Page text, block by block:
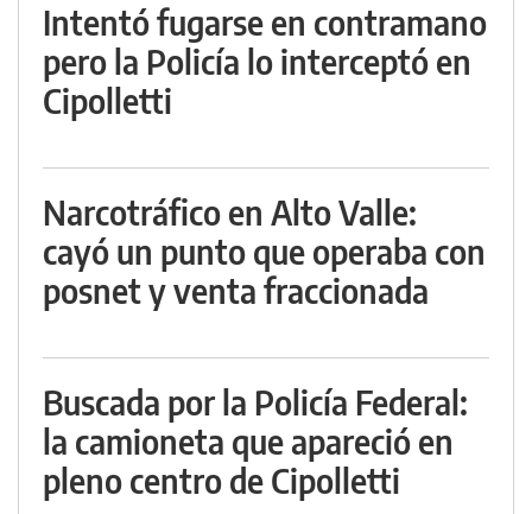
Intentó fugarse en contramano
pero la Policía lo interceptó en
Cipolletti
Narcotráfico en Alto Valle:
cayó un punto que operaba con
posnet y venta fraccionada
Buscada por la Policía Federal:
la camioneta que apareció en
pleno centro de Cipolletti